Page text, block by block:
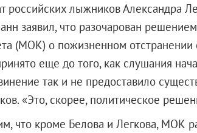
российских лыжников Александра
заявил, что разочарован
(МОК) о пожизненном
еще до того, как слушания
так и не предоставило
«Это, скорее, политическое
что кроме Белова и Легкова, МОК